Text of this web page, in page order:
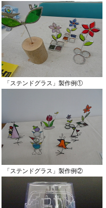
「ステンドグラス」製作例①
「ステンドグラス」製作例②